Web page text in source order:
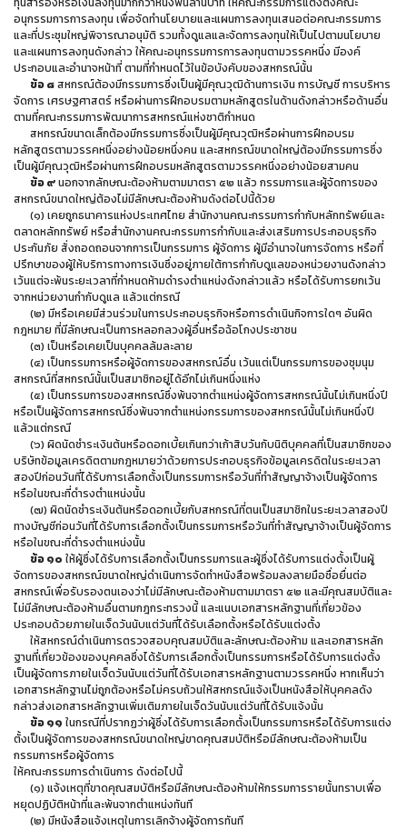
อนุกรรมการการลงทุน เพื่อจัดทำนโยบายและแผนการลงทุนเสนอต่อคณะกรรมการ
และที่ประชุมใหญ่พิจารณาอนุมัติ รวมทั้งดูแลและจัดการลงทุนให้เป็นไปตามนโยบาย
และแผนการลงทุนดังกล่าว ให้คณะอนุกรรมการการลงทุนตามวรรคหนึ่ง มีองค์
ประกอบและอำนาจหน้าที่ ตามที่กำหนดไว้ในข้อบังคับของสหกรณ์นั้น
ข้อ ๘สหกรณ์ต้องมีกรรมการซึ่งเป็นผู้มีคุณวุฒิด้านการเงิน การบัญชี การบริหาร
จัดการ เศรษฐศาสตร์ หรือผ่านการฝึกอบรมตามหลักสูตรในด้านดังกล่าวหรือด้านอื่น
ตามที่คณะกรรมการพัฒนาการสหกรณ์แห่งชาติกำหนด
สหกรณ์ขนาดเล็กต้องมีกรรมการซึ่งเป็นผู้มีคุณวุฒิหรือผ่านการฝึกอบรม
หลักสูตรตามวรรคหนึ่งอย่างน้อยหนึ่งคน และสหกรณ์ขนาดใหญ่ต้องมีกรรมการซึ่ง
เป็นผู้มีคุณวุฒิหรือผ่านการฝึกอบรมหลักสูตรตามวรรคหนึ่งอย่างน้อยสามคน
ข้อ ๙นอกจากลักษณะต้องห้ามตามมาตรา ๕๒ แล้ว กรรมการและผู้จัดการของ
สหกรณ์ขนาดใหญ่ต้องไม่มีลักษณะต้องห้ามดังต่อไปนี้ด้วย
(๑) เคยถูกธนาคารแห่งประเทศไทย สำนักงานคณะกรรมการกำกับหลักทรัพย์และ
ตลาดหลักทรัพย์ หรือสำนักงานคณะกรรมการกำกับและส่งเสริมการประกอบธุรกิจ
ประกันภัย สั่งถอดถอนจากการเป็นกรรมการ ผู้จัดการ ผู้มีอำนาจในการจัดการ หรือที่
ปรึกษาของผู้ให้บริการทางการเงินซึ่งอยู่ภายใต้การกำกับดูแลของหน่วยงานดังกล่าว
เว้นแต่จะพ้นระยะเวลาที่กำหนดห้ามดำรงตำแหน่งดังกล่าวแล้ว หรือได้รับการยกเว้น
จากหน่วยงานกำกับดูแล แล้วแต่กรณี
(๒) มีหรือเคยมีส่วนร่วมในการประกอบธุรกิจหรือการดำเนินกิจการใดๆ อันผิด
กฎหมาย ที่มีลักษณะเป็นการหลอกลวงผู้อื่นหรือฉ้อโกงประชาชน
(๓) เป็นหรือเคยเป็นบุคคลล้มละลาย
(๔) เป็นกรรมการหรือผู้จัดการของสหกรณ์อื่น เว้นแต่เป็นกรรมการของชุมนุม
สหกรณ์ที่สหกรณ์นั้นเป็นสมาชิกอยู่ได้อีกไม่เกินหนึ่งแห่ง
(๕) เป็นกรรมการของสหกรณ์ซึ่งพ้นจากตำแหน่งผู้จัดการสหกรณ์นั้นไม่เกินหนึ่งปี
หรือเป็นผู้จัดการสหกรณ์ซึ่งพ้นจากตำแหน่งกรรมการของสหกรณ์นั้นไม่เกินหนึ่งปี
แล้วแต่กรณี
(๖) ผิดนัดชำระเงินต้นหรือดอกเบี้ยเกินกว่าเก้าสิบวันกับนิติบุคคลที่เป็นสมาชิกของ
บริษัทข้อมูลเครดิตตามกฎหมายว่าด้วยการประกอบธุรกิจข้อมูลเครดิตในระยะเวลา
สองปีก่อนวันที่ได้รับการเลือกตั้งเป็นกรรมการหรือวันที่ทำสัญญาจ้างเป็นผู้จัดการ
หรือในขณะที่ดำรงตำแหน่งนั้น
(๗) ผิดนัดชำระเงินต้นหรือดอกเบี้ยกับสหกรณ์ที่ตนเป็นสมาชิกในระยะเวลาสองปี
ทางบัญชีก่อนวันที่ได้รับการเลือกตั้งเป็นกรรมการหรือวันที่ทำสัญญาจ้างเป็นผู้จัดการ
หรือในขณะที่ดำรงตำแหน่งนั้น
ข้อ ๑๐ ให้ผู้ซึ่งได้รับการเลือกตั้งเป็นกรรมการและผู้ซึ่งได้รับการแต่งตั้งเป็นผู้
จัดการของสหกรณ์ขนาดใหญ่ดำเนินการจัดทำหนังสือพร้อมลงลายมือชื่อยื่นต่อ
สหกรณ์เพื่อรับรองตนเองว่าไม่มีลักษณะต้องห้ามตามมาตรา ๕๒ และมีคุณสมบัติและ
ไม่มีลักษณะต้องห้ามอื่นตามกฎกระทรวงนี้ และแนบเอกสารหลักฐานที่เกี่ยวข้อง
ประกอบด้วยภายในเจ็ดวันนับแต่วันที่ได้รับเลือกตั้งหรือได้รับแต่งตั้ง
ให้สหกรณ์ดำเนินการตรวจสอบคุณสมบัติและลักษณะต้องห้าม และเอกสารหลัก
ฐานที่เกี่ยวข้องของบุคคลซึ่งได้รับการเลือกตั้งเป็นกรรมการหรือได้รับการแต่งตั้ง
เป็นผู้จัดการภายในเจ็ดวันนับแต่วันที่ได้รับเอกสารหลักฐานตามวรรคหนึ่ง หากเห็นว่า
เอกสารหลักฐานไม่ถูกต้องหรือไม่ครบถ้วนให้สหกรณ์แจ้งเป็นหนังสือให้บุคคลดัง
กล่าวส่งเอกสารหลักฐานเพิ่มเติมภายในเจ็ดวันนับแต่วันที่ได้รับแจ้งนั้น
ข้อ ๑๑ ในกรณีที่ปรากฏว่าผู้ซึ่งได้รับการเลือกตั้งเป็นกรรมการหรือได้รับการแต่ง
ตั้งเป็นผู้จัดการของสหกรณ์ขนาดใหญ่ขาดคุณสมบัติหรือมีลักษณะต้องห้ามเป็น
กรรมการหรือผู้จัดการ
ให้คณะกรรมการดำเนินการ ดังต่อไปนี้
(๑) แจ้งเหตุที่ขาดคุณสมบัติหรือมีลักษณะต้องห้ามให้กรรมการรายนั้นทราบเพื่อ
หยุดปฏิบัติหน้าที่และพ้นจากตำแหน่งทันที
(๒) มีหนังสือแจ้งเหตุในการเลิกจ้างผู้จัดการทันที